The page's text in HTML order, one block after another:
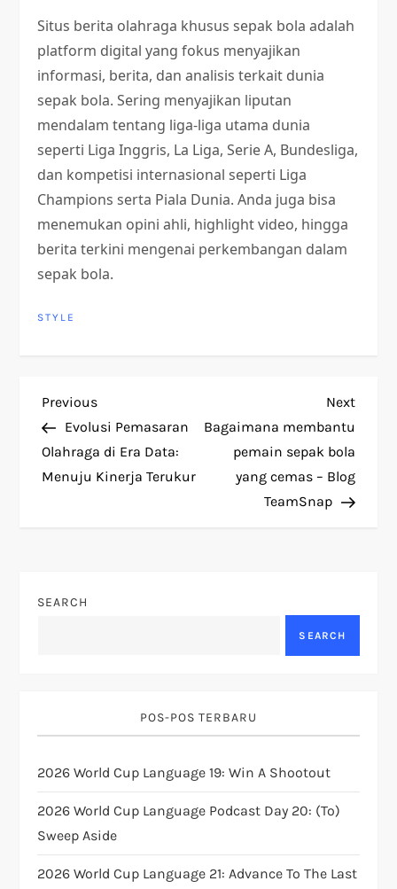
Situs berita olahraga khusus sepak bola adalah
platform digital yang fokus menyajikan
informasi, berita, dan analisis terkait dunia
sepak bola. Sering menyajikan liputan
mendalam tentang liga-liga utama dunia
seperti Liga Inggris, La Liga, Serie A, Bundesliga,
dan kompetisi internasional seperti Liga
Champions serta Piala Dunia. Anda juga bisa
menemukan opini ahli, highlight video, hingga
berita terkini mengenai perkembangan dalam
sepak bola.
STYLE
P
o
s
a
g
a
t
i
Previous
Post
Previous
Evolusi Pemasaran
Olahraga di Era Data:
Menuju Kinerja Terukur
Next
Next
Bagaimana membantu
pemain sepak bola
yang cemas – Blog
TeamSnap
SEARCH
SEARCH
POS-POS TERBARU
2026 World Cup Language 19: Win A Shootout
2026 World Cup Language Podcast Day 20: (to)
Sweep Aside
2026 World Cup Language 21: Advance To The Last